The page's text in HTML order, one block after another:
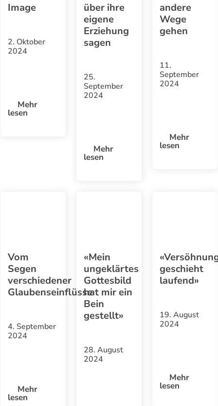
Image
2. Oktober
2024
Mehr
lesen
über ihre
eigene
Erziehung
sagen
25.
September
2024
Mehr
lesen
andere
Wege
gehen
11.
September
2024
Mehr
lesen
Vom
Segen
verschiedener
Glaubenseinflüsse
4. September
2024
Mehr
lesen
«Mein
ungeklärtes
Gottesbild
hat mir ein
Bein
gestellt»
28. August
2024
geschieht
laufend»
19. August
2024
Mehr
lesen